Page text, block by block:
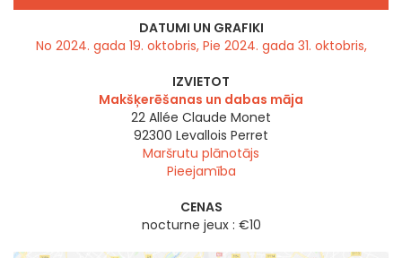
DATUMI UN GRAFIKI
No 2024. gada 19. oktobris, Pie 2024. gada 31. oktobris,
IZVIETOT
Makšķerēšanas un dabas māja
22 Allée Claude Monet
92300 Levallois Perret
Maršrutu plānotājs
Pieejamība
CENAS
nocturne jeux : €10